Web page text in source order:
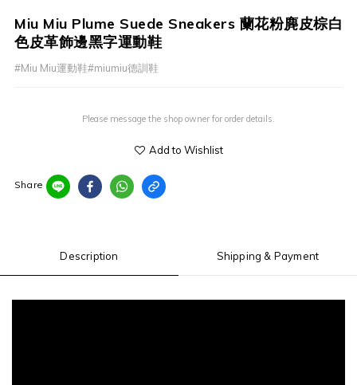
Miu Miu Plume Suede Sneakers 蘭花粉麂皮棕白
色皮革飾邊黑字運動鞋
#Miu Miu運動鞋#miumiu德訓鞋
Please message the shop owner for order details.
Add to Wishlist
Share
Description Shipping & Payment